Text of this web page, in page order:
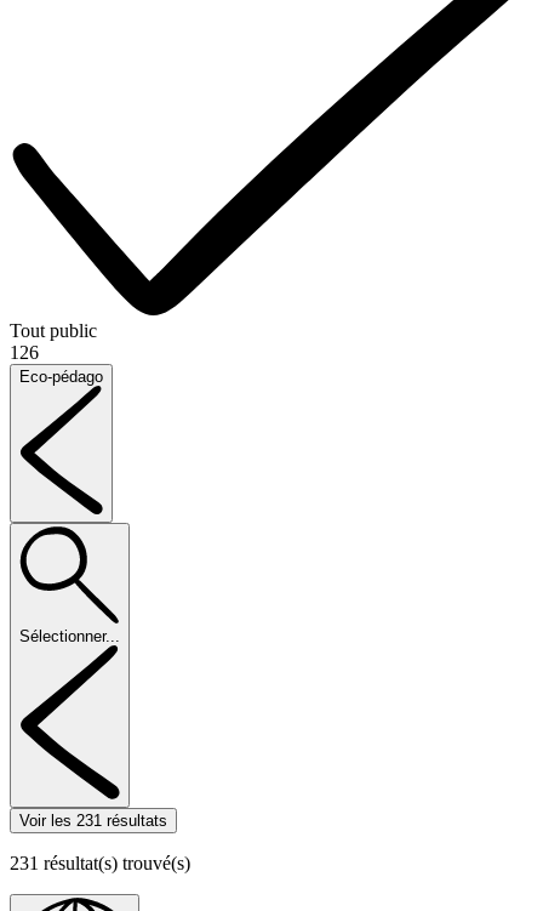
Tout public
126
Eco-pédago
Sélectionner...
Voir les 231 résultats
231 résultat(s) trouvé(s)